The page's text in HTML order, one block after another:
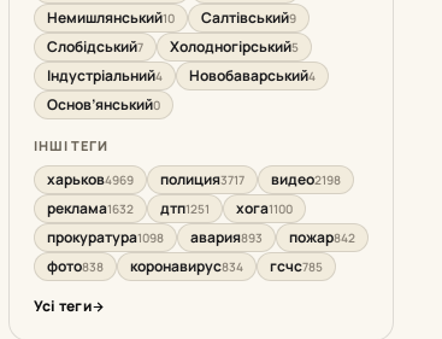
Немишлянський10 Салтівський9
Слобідський7 Холодногірський5
Індустріальний4 Новобаварський4
Основ’янський0
ІНШІ ТЕГИ
харьков4969 полиция3717 видео2198
реклама1632 дтп1251 хога1100
прокуратура1098 авария893 пожар842
фото838 коронавирус834 гсчс785
Усі теги